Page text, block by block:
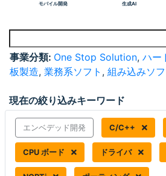
モバイル開発 生成AI
事業分類: One Stop Solution, ハー
板製造, 業務系ソフト , 組み込みソフ
現在の絞り込みキーワード
エンベデッド開発 C/C++
CPU ボード ドライバ